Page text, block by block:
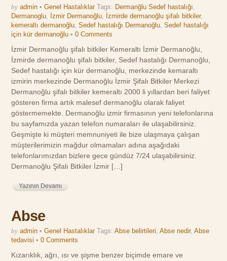
by admin • Genel Hastalıklar Tags: Dermanğlu Sedef hastalığı,
Dermanoglu, İzmir Dermanoğlu, İzmirde dermanoğlu şifalı bitkiler,
kemeraltı dermanoğlu,Sedef hastalığı Dermanoğlu,Sedef hastalığı
için kür dermanoğlu •0 Comments
İzmir Dermanoğlu şifalı bitkiler Kemeraltı İzmir Dermanoğlu,
İzmirde dermanoğlu şifalı bitkiler, Sedef hastalığı Dermanoğlu,
Sedef hastalığı için kür dermanoğlu, merkezinde kemaraltı
izmirin merkezinde Dermanoğlu İzmir Şifalı Bitkiler Merkezi
Dermanoğlu şifalı bitkiler kemeraltı 2000 li yıllardan beri faliyet
gösteren firma artık malesef dermanoğlu olarak faliyet
göstermemekte. Dermanoğlu izmir firmasının yeni telefonlarına
bu sayfamızda yazan telefon numaraları ile ulaşabilirsiniz.
Geşmişte ki müşteri memnuniyeti ile bize ulaşmaya çalışan
müşterilerimizin mağdur olmamaları adına aşağıdaki
telefonlarımızdan bizlere gece gündüz 7/24 ulaşabilirsiniz.
Dermanoğlu Şifalı Bitkiler İzmir […]
Yazının Devamı
Abse
by admin • Genel Hastalıklar Tags:Abse belirtileri ,Abse nedir,Abse
tedavisi •0 Comments
Kızarıklık, ağrı, ısı ve şişme benzer biçimde emare ve